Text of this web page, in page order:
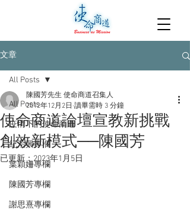
文章
All Posts
疫情下的使命商道
紀治興專欄
葉穎姍專欄
陳國芳專欄
謝思熹專欄
All Posts
使命商道論壇宣教新挑戰
創效新模式──陳國芳
陳國芳先生 使命商道召集人
2012年12月2日 讀畢需時 3 分鐘
已更新：2023年1月5日